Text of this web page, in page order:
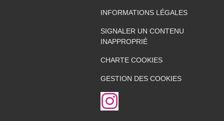
INFORMATIONS LÉGALES
SIGNALER UN CONTENU
INAPPROPRIÉ
CHARTE COOKIES
GESTION DES COOKIES